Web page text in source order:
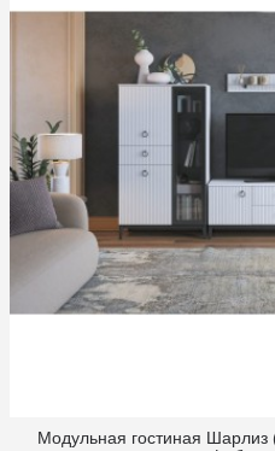
Модульная гостиная